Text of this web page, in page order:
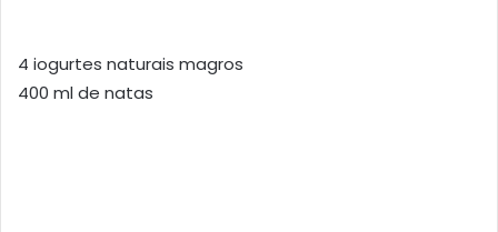
4 iogurtes naturais magros
400 ml de natas